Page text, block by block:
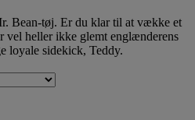
Bean-tøj. Er du klar til at vække et
vel heller ikke glemt englænderens
loyale sidekick, Teddy.